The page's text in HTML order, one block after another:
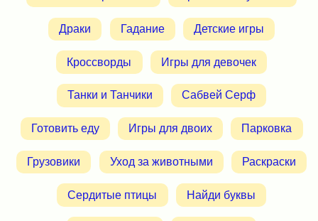
Драки Гадание Детские игры
Кроссворды Игры для девочек
Танки и Танчики Сабвей Серф
Готовить еду Игры для двоих Парковка
Грузовики Уход за животными Раскраски
Сердитые птицы Найди буквы